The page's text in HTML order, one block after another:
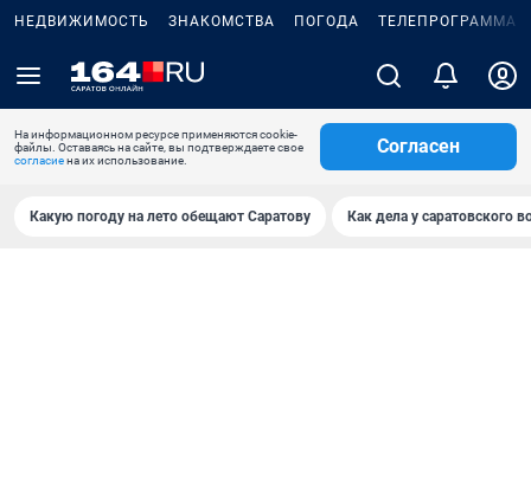
НЕДВИЖИМОСТЬ ЗНАКОМСТВА ПОГОДА ТЕЛЕПРОГРАММА
На информационном ресурсе применяются cookie-
файлы. Оставаясь на сайте, вы подтверждаете свое
согласиена их использование.
Согласен
Какую погоду на лето обещают Саратову Как дела у саратовского